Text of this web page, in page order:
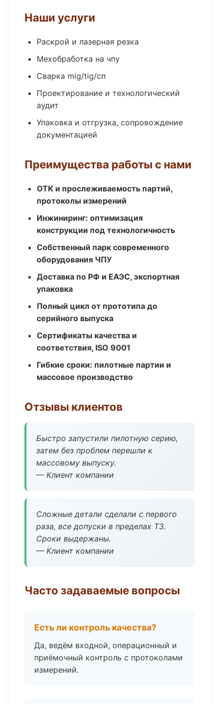
Наши услуги
Раскрой и лазерная резка
Мехобработка на чпу
Сварка mig/tig/сп
Проектирование и технологический
аудит
Упаковка и отгрузка, сопровождение
документацией
Преимущества работы с нами
ОТК и прослеживаемость партий,
протоколы измерений
Инжиниринг: оптимизация
конструкции под технологичность
Собственный парк современного
оборудования ЧПУ
Доставка по РФ и ЕАЭС, экспортная
упаковка
Полный цикл от прототипа до
серийного выпуска
Сертификаты качества и
соответствия, ISO 9001
Гибкие сроки: пилотные партии и
массовое производство
Отзывы клиентов
Быстро запустили пилотную серию,
затем без проблем перешли к
массовому выпуску.
— Клиент компании
Сложные детали сделали с первого
раза, все допуски в пределах ТЗ.
Сроки выдержаны.
— Клиент компании
Часто задаваемые вопросы
Есть ли контроль качества?
Да, ведём входной, операционный и
приёмочный контроль с протоколами
измерений.